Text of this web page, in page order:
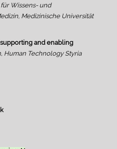
Wissens- und
Medizinische Universität
and enabling
Human Technology Styria